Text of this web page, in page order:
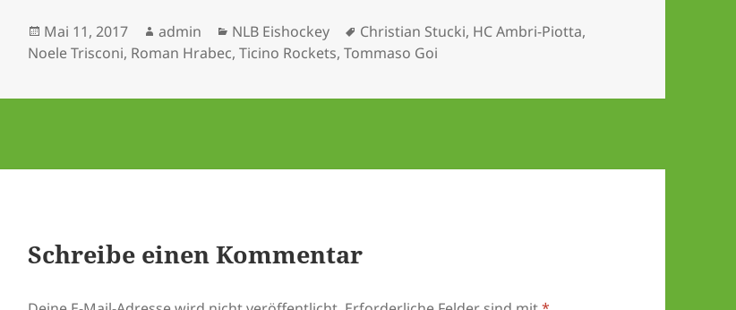
Veröffentlicht
am
Mai 11, 2017 Autor
admin Kategorien
NLB Eishockey Schlagwörter
Christian Stucki, HC Ambri-Piotta,
Noele Trisconi, Roman Hrabec,Ticino Rockets,Tommaso Goi
Schreibe einen Kommentar